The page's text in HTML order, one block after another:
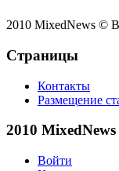
2010 MixedNews ©
Страницы
Контакты
Размещение
2010
Войти